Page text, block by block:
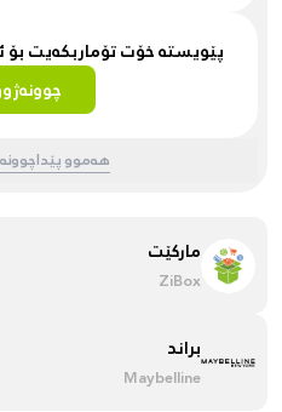
پێویستە خۆت تۆماربکەیت بۆ
هەموو
مارکێت
ZiBox
براند
Maybelline